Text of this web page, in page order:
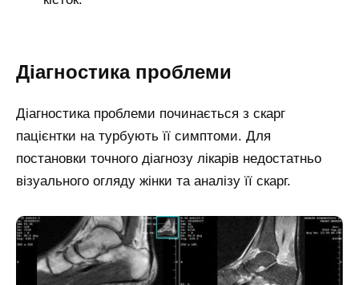
Діагностика проблеми
Діагностика проблеми починається з скарг
пацієнтки на турбують її симптоми. Для
постановки точного діагнозу лікарів недостатньо
візуального огляду жінки та аналізу її скарг.